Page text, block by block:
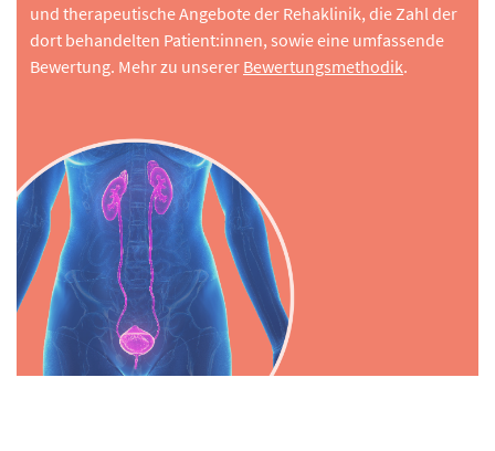
und therapeutische Angebote der Rehaklinik, die Zahl der
dort behandelten Patient:innen, sowie eine umfassende
Bewertung. Mehr zu unserer Bewertungsmethodik.